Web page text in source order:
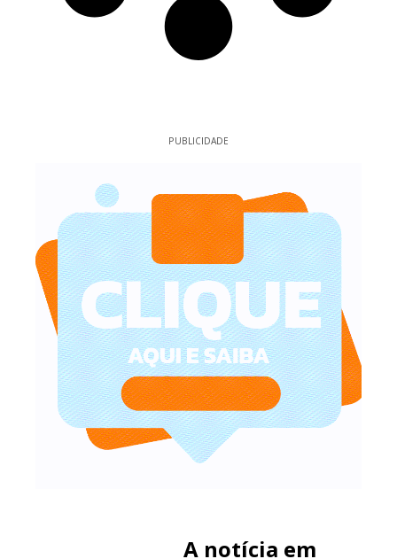
PUBLICIDADE
A notícia em